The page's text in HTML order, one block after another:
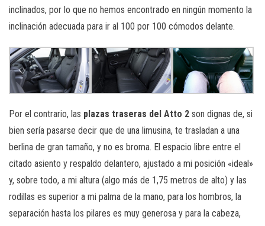
inclinados, por lo que no hemos encontrado en ningún momento la
inclinación adecuada para ir al 100 por 100 cómodos delante.
Por el contrario, las plazas traseras del Atto 2 son dignas de, si
bien sería pasarse decir que de una limusina, te trasladan a una
berlina de gran tamaño, y no es broma. El espacio libre entre el
citado asiento y respaldo delantero, ajustado a mi posición «ideal»
y, sobre todo, a mi altura (algo más de 1,75 metros de alto) y las
rodillas es superior a mi palma de la mano, para los hombros, la
separación hasta los pilares es muy generosa y para la cabeza,